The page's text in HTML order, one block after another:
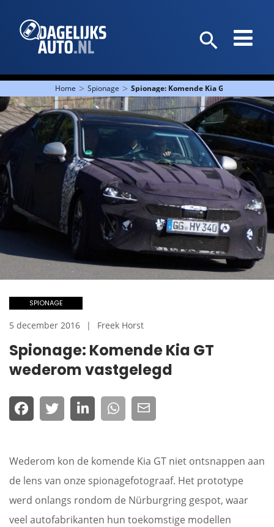
Home > Spionage > Spionage: Komende Kia GT wederom
Spionage: Komende Kia GT
wederom vastgelegd
SPIONAGE
5 december 2016 Freek Horst
Wederom kon de komende Kia GT niet ontsnappen aan
de lens van onze spionagefotograaf. Het prototype
werd onlangs rondom de Nürburgring gespot, waar
veel autofabrikanten hun toekomstige modellen